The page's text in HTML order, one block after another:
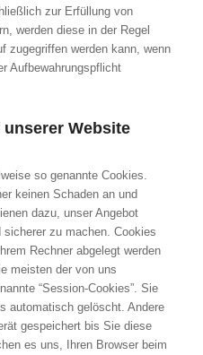
zur Erfüllung von
werden diese in der Regel
zugegriffen werden kann, wenn
Aufbewahrungspflicht
Website
so genannte Cookies.
keinen Schaden an und
dazu, unser Angebot
zu machen. Cookies
Rechner abgelegt werden
meisten der von uns
“Session-Cookies”. Sie
automatisch gelöscht. Andere
gespeichert bis Sie diese
es uns, Ihren Browser beim